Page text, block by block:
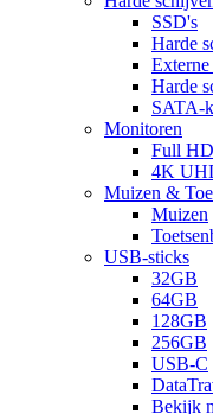
SSD's
Harde
Harde
SATA-
Monitoren
Full HD
4K
Muizen &
Muizen
USB-sticks
32GB
64GB
128GB
256GB
USB-C
Bekijk